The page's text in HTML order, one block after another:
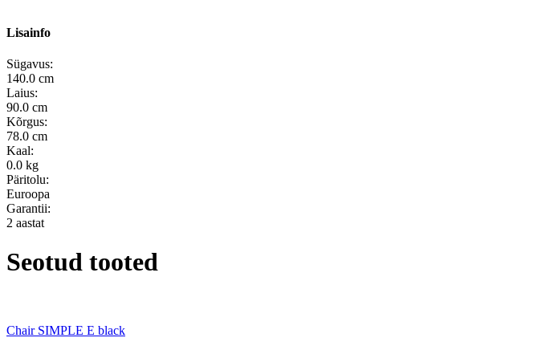
Lisainfo
Sügavus:
140.0 cm
Laius:
90.0 cm
Kõrgus:
78.0 cm
Kaal:
0.0 kg
Päritolu:
Euroopa
Garantii:
2 aastat
Seotud tooted
Chair SIMPLE E black